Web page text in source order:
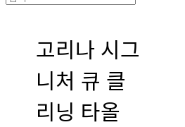
고리나 시그
니처 큐 클
리닝 타올